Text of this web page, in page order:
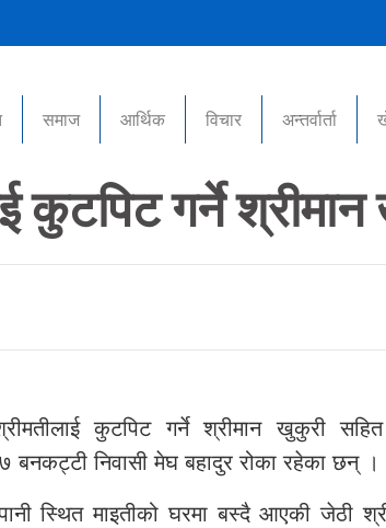
समाज आर्थिक विचार अन्तर्वार्ता
कुटपिट गर्ने
कुटपिट गर्ने श्रीमान खुकुरी
बनकट्टी निवासी मेघ बहादुर रोका रहेका छन् ।
स्थित माइतीको घरमा बस्दै आएकी जेठी